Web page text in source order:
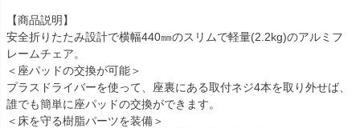
【商品説明】
安全折りたたみ設計で横幅440㎜のスリムで軽量(2.2kg)のアルミフ
レームチェア。
＜座パッドの交換が可能＞
プラスドライバーを使って、座裏にある取付ネジ4本を取り外せば、
誰でも簡単に座パッドの交換ができます。
＜床を守る樹脂パーツを装備＞